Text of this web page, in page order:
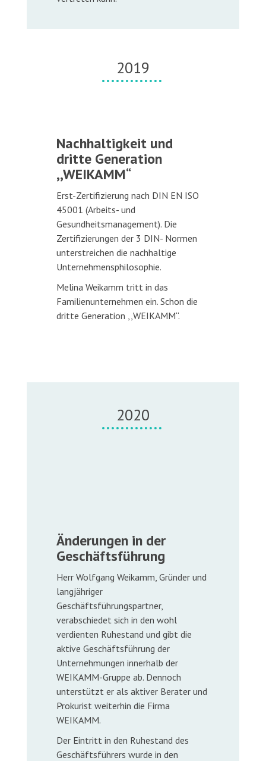
2019
Nachhaltigkeit und
dritte Generation
,,WEIKAMM“
Erst-Zertifizierung nach DIN EN ISO
45001 (Arbeits- und
Gesundheitsmanagement). Die
Zertifizierungen der 3 DIN- Normen
unterstreichen die nachhaltige
Unternehmensphilosophie.
Melina Weikamm tritt in das
Familienunternehmen ein. Schon die
dritte Generation ,,WEIKAMM“.
2020
Änderungen in der
Geschäftsführung
Herr Wolfgang Weikamm, Gründer und
langjähriger
Geschäftsführungspartner,
verabschiedet sich in den wohl
verdienten Ruhestand und gibt die
aktive Geschäftsführung der
Unternehmungen innerhalb der
WEIKAMM-Gruppe ab. Dennoch
unterstützt er als aktiver Berater und
Prokurist weiterhin die Firma
WEIKAMM.
Der Eintritt in den Ruhestand des
Geschäftsführers wurde in den